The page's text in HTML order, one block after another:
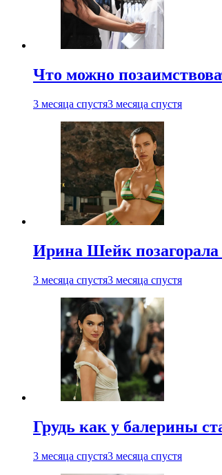
Что можно
3 месяца спустя3 месяца спустя
Ирина Шейк позагорала
3 месяца спустя3 месяца спустя
Грудь как у балерины
3 месяца спустя3 месяца спустя